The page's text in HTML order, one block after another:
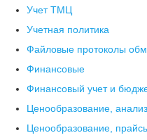
Учет ТМЦ
Учетная политика
Файловые протоколы
Финансовые
Финансовый учет и
Ценообразование,
Ценообразование,